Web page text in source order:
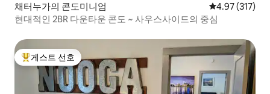
채터누가의 콘도미니엄 평점 4.97점(5
4.97 (317)
현대적인 2BR 다운타운 콘도 ~ 사우스사이드의 중심
상위 게스트 선호
게스트 선호